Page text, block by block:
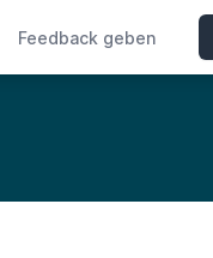
Feedback geben